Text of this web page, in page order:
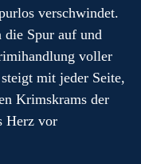
verschwindet.
die Spur auf und
voller
mit jeder Seite,
Krimskrams der
Herz vor